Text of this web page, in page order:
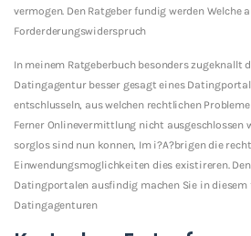
vermogen. Den Ratgeber fundig werden Welche
Forderderungswiderspruch
In meinem Ratgeberbuch besonders zugeknallt
Datingagentur besser gesagt eines
entschlusseln, aus welchen rechtlichen
Ferner Onlinevermittlung nicht ausgeschlossen
sorglos sind nun konnen, Im i?A?brigen die
Einwendungsmoglichkeiten dies existireren.
Datingportalen ausfindig machen Sie in diesem
Datingagenturen